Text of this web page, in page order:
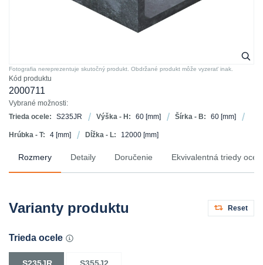
Kód produktu
2000711
Vybrané možnosti:
Trieda ocele:
S235JR Výška - H: 60 [mm] Šírka - B: 60 [mm]
Hrúbka - T: 4 [mm] Dĺžka - L: 12000 [mm]
Fotografia nereprezentuje skutočný produkt. Obdržané produkt môže vyzerať inak.
Rozmery Detaily Doručenie Ekvivalentná triedy ocele
Varianty produktu Reset
Trieda ocele